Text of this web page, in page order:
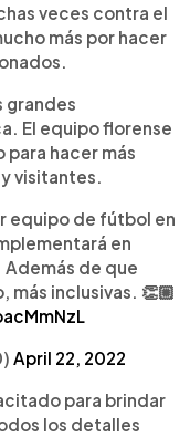
veces contra el
más por hacer
grandes
El equipo florense
hacer más
visitantes.
equipo de fútbol en
en
de que
más inclusivas. 👏🏼
April 22, 2022
para brindar
los detalles